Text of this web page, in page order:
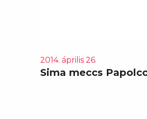
2014. április 26.
Sima meccs